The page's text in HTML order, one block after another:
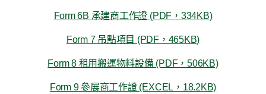
Form 6B 承建商工作證 (PDF，334KB)
Form 7 吊點項目 (PDF，465KB)
Form 8 租用搬運物料設備 (PDF，506KB)
Form 9 參展商工作證 (EXCEL，18.2KB)